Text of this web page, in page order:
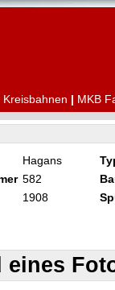
| MKB
Hagans
582
1908
eines